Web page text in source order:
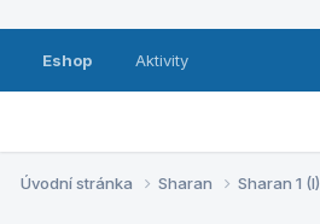
Eshop Aktivity
Úvodní stránka Sharan Sharan 1 (I)